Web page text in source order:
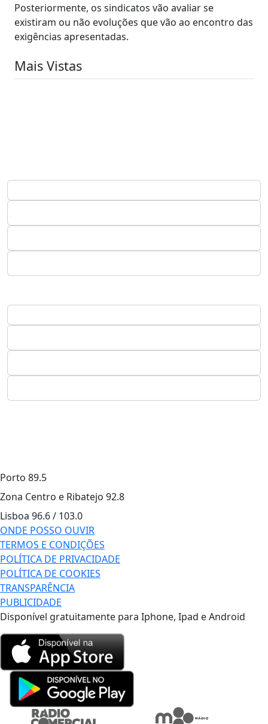
Posteriormente, os sindicatos vão avaliar se
existiram ou não evoluções que vão ao encontro das
exigências apresentadas.
Mais Vistas
Porto 89.5
Zona Centro e Ribatejo 92.8
Lisboa 96.6 / 103.0
ONDE POSSO OUVIR
TERMOS E CONDIÇÕES
POLÍTICA DE PRIVACIDADE
POLÍTICA DE COOKIES
TRANSPARÊNCIA
PUBLICIDADE
Disponível gratuitamente para Iphone, Ipad e Android